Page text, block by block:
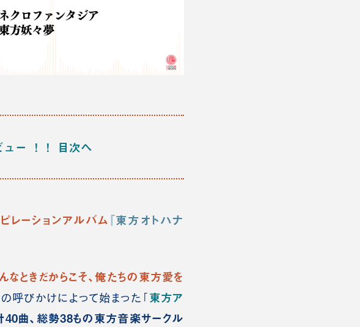
ー ！！ 目次へ
レーションアルバム『東方オトハナ
んなときだからこそ、俺たちの東方愛を
呼びかけによって始まった「 東方ア
40曲、総勢38もの東方音楽サークル